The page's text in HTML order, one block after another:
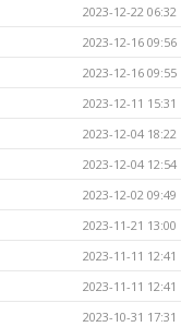
2023-12-22 06:32
2023-12-16 09:56
2023-12-16 09:55
2023-12-11 15:31
2023-12-04 18:22
2023-12-04 12:54
2023-12-02 09:49
2023-11-21 13:00
2023-11-11 12:41
2023-11-11 12:41
2023-10-31 17:31